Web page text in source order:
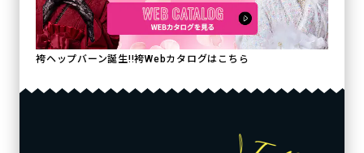
袴ヘップバーン誕生!!袴Webカタログはこちら